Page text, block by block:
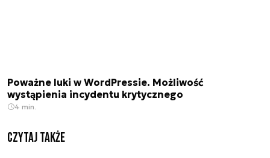
Poważne luki w WordPressie. Możliwość
wystąpienia incydentu krytycznego
4 min.
Czytaj także